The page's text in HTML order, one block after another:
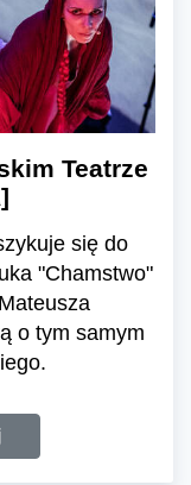
Teatrze
się do
"Chamstwo"
o tym samym